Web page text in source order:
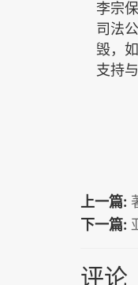
李宗
司法
毁，
支持
上一篇:
下一篇:
评论